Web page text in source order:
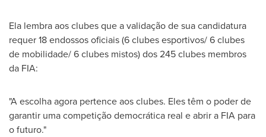
Ela lembra aos clubes que a validação de sua candidatura
requer 18 endossos oficiais (6 clubes esportivos/ 6 clubes
de mobilidade/ 6 clubes mistos) dos 245 clubes membros
da FIA:
"A escolha agora pertence aos clubes. Eles têm o poder de
garantir uma competição democrática real e abrir a FIA para
o futuro."